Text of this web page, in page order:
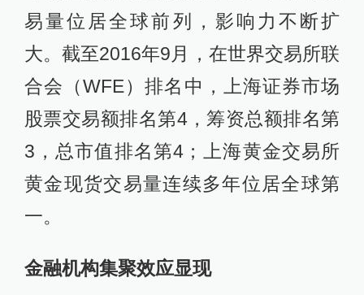
易量位居全球前列，影响力不断扩
大。截至2016年9月，在世界交易所联
合会（WFE）排名中，上海证券市场
股票交易额排名第4，筹资总额排名第
3，总市值排名第4；上海黄金交易所
黄金现货交易量连续多年位居全球第
一。
金融机构集聚效应显现